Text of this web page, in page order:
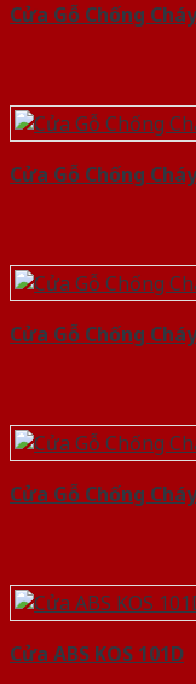
Cửa Gỗ Chống
Cửa Gỗ Chống
Cửa Gỗ Chống
Cửa Gỗ Chống
Cửa ABS KOS 101D